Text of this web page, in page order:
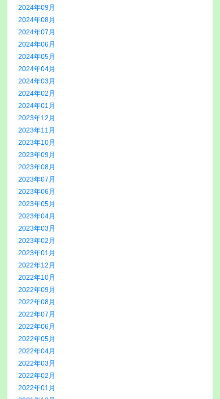
2024年09月
2024年08月
2024年07月
2024年06月
2024年05月
2024年04月
2024年03月
2024年02月
2024年01月
2023年12月
2023年11月
2023年10月
2023年09月
2023年08月
2023年07月
2023年06月
2023年05月
2023年04月
2023年03月
2023年02月
2023年01月
2022年12月
2022年10月
2022年09月
2022年08月
2022年07月
2022年06月
2022年05月
2022年04月
2022年03月
2022年02月
2022年01月